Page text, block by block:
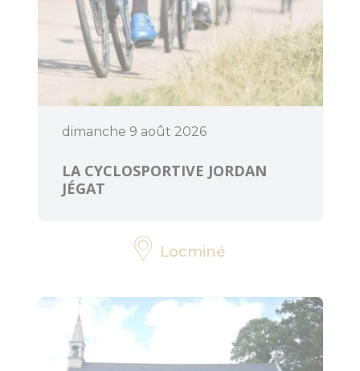
dimanche 9 août 2026
LA CYCLOSPORTIVE JORDAN
JÉGAT
Locminé